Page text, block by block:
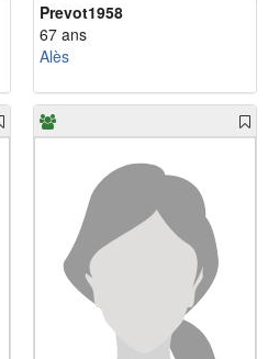
Prevot1958
67 ans
Alès